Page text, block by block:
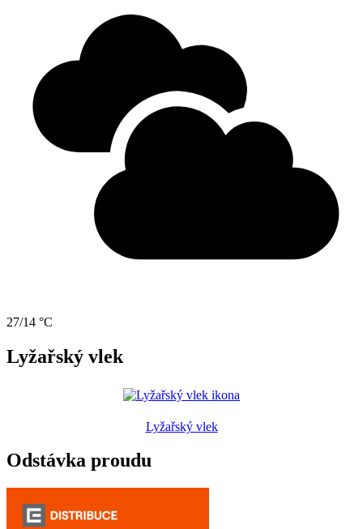
27/14 °C
Lyžařský vlek
Lyžařský vlek
Odstávka proudu